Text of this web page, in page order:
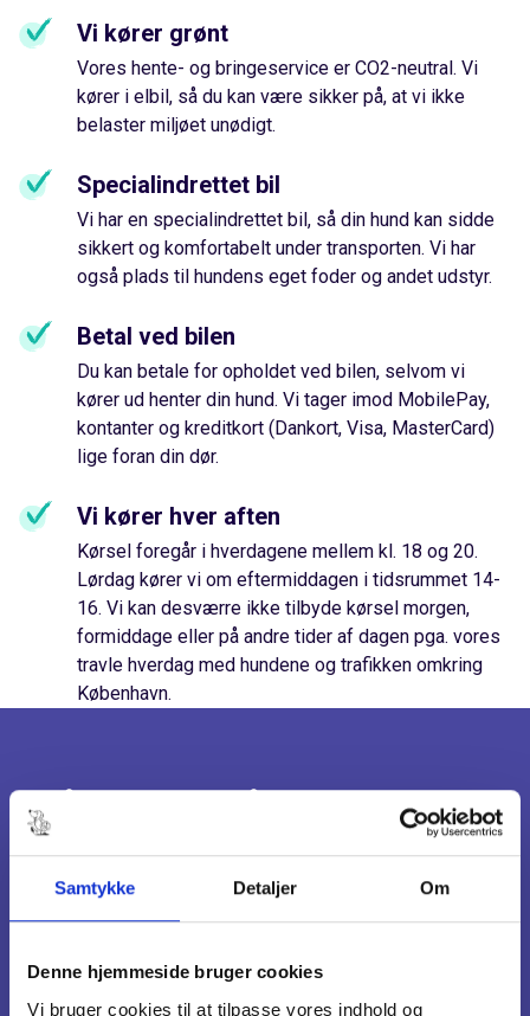
Samtykke Detaljer Om
Denne hjemmeside bruger cookies
Vi bruger cookies til at tilpasse vores indhold og
Vi kører grønt
Vores hente- og bringeservice er CO2-neutral. Vi
kører i elbil, så du kan være sikker på, at vi ikke
belaster miljøet unødigt.
Specialindrettet bil
Vi har en specialindrettet bil, så din hund kan sidde
sikkert og komfortabelt under transporten. Vi har
også plads til hundens eget foder og andet udstyr.
Betal ved bilen
Du kan betale for opholdet ved bilen, selvom vi
kører ud henter din hund. Vi tager imod MobilePay,
kontanter og kreditkort (Dankort, Visa, MasterCard)
lige foran din dør.
Vi kører hver aften
Kørsel foregår i hverdagene mellem kl. 18 og 20.
Lørdag kører vi om eftermiddagen i tidsrummet 14-
16. Vi kan desværre ikke tilbyde kørsel morgen,
formiddage eller på andre tider af dagen pga. vores
travle hverdag med hundene og trafikken omkring
København.
Få en pris på kørsel til din
adresse
Vi giver fast pris på kørsel til din adresse. Prisen
afhænger af afstanden fra vores hundepension i
Måløv. Ring eller skriv til os for en pris på